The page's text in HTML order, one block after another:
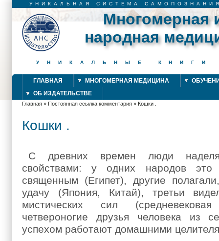
УНИКАЛЬНАЯ СИСТЕМА
Многомерная
народная
УНИКАЛЬНЫЕ
ГЛАВНАЯ МНОГОМЕРНАЯ МЕДИЦИНА
ОБ ИЗДАТЕЛЬСТВЕ
Главная » Постоянная ссылка комментария » Кошки .
Кошки .
С древних времен люди
свойствами: у одних народов это
священным (Египет), другие
удачу (Япония, Китай), третьи
мистических сил
четвероногие друзья человека из
успехом работают домашними